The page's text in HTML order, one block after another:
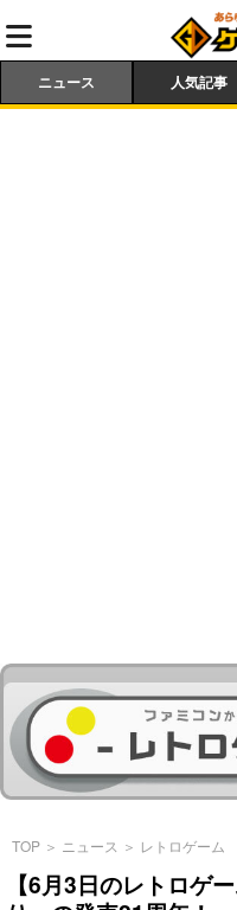
ニュース 人気記事
TOP ＞ ニュース ＞ レトロゲーム
【6月3日のレトロゲ